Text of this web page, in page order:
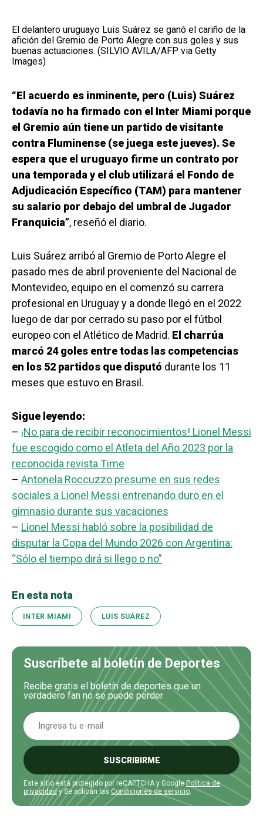
El delantero uruguayo Luis Suárez se ganó el cariño de la
afición del Gremio de Porto Alegre con sus goles y sus
buenas actuaciones. (SILVIO AVILA/AFP via Getty
Images)
“El acuerdo es inminente, pero (Luis) Suárez
todavía no ha firmado con el Inter Miami porque
el Gremio aún tiene un partido de visitante
contra Fluminense (se juega este jueves). Se
espera que el uruguayo firme un contrato por
una temporada y el club utilizará el Fondo de
Adjudicación Específico (TAM) para mantener
su salario por debajo del umbral de Jugador
Franquicia”, reseñó el diario.
Luis Suárez arribó al Gremio de Porto Alegre el
pasado mes de abril proveniente del Nacional de
Montevideo, equipo en el comenzó su carrera
profesional en Uruguay y a donde llegó en el 2022
luego de dar por cerrado su paso por el fútbol
europeo con el Atlético de Madrid. El charrúa
marcó 24 goles entre todas las competencias
en los 52 partidos que disputó durante los 11
meses que estuvo en Brasil.
Sigue leyendo:
– ¡No para de recibir reconocimientos! Lionel Messi
fue escogido como el Atleta del Año 2023 por la
reconocida revista Time
– Antonela Roccuzzo presume en sus redes
sociales a Lionel Messi entrenando duro en el
gimnasio durante sus vacaciones
– Lionel Messi habló sobre la posibilidad de
disputar la Copa del Mundo 2026 con Argentina:
“Sólo el tiempo dirá si llego o no”
En esta nota
INTER MIAMI LUIS SUÁREZ
Suscríbete al boletín de Deportes
Recibe gratis el boletín de deportes que un
verdadero fan no se puede perder
SUSCRIBIRME
Este sitio está protegido por reCAPTCHA y GooglePolítica de
privacidady Se aplican las Condiciones de servicio.